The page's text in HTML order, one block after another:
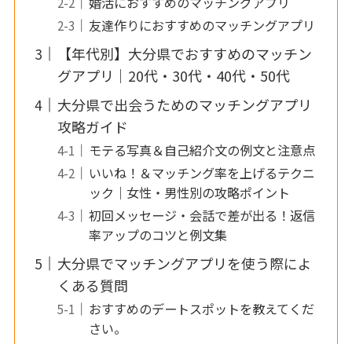
友達作りにおすすめのマッチングアプリ
【年代別】大分県でおすすめのマッチン
グアプリ｜20代・30代・40代・50代
大分県で出会うためのマッチングアプリ
攻略ガイド
モテる写真＆自己紹介文の例文と注意点
いいね！＆マッチング率を上げるテクニ
ック｜女性・男性別の攻略ポイント
初回メッセージ・会話で差が出る！返信
率アップのコツと例文集
大分県でマッチングアプリを使う際によ
くある質問
おすすめのデートスポットを教えてくだ
さい。